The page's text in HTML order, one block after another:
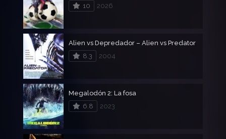
10
2026
Alien vs Depredador – Alien vs Predator
8.3
2004
Megalodón 2: La fosa
6.8
2023